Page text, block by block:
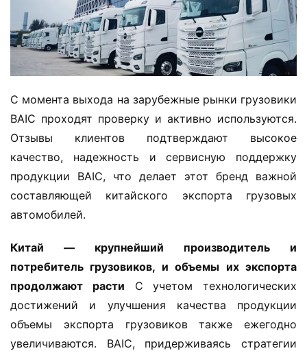
С момента выхода на зарубежные рынки грузовики
BAIC проходят проверку и активно используются.
Отзывы клиентов подтверждают высокое
качество, надежность и сервисную поддержку
продукции BAIC, что делает этот бренд важной
составляющей китайского экспорта грузовых
автомобилей.
Китай — крупнейший производитель и
потребитель грузовиков, и объемы их экспорта
продолжают расти С учетом технологических
достижений и улучшения качества продукции
объемы экспорта грузовиков также ежегодно
увеличиваются. BAIC, придерживаясь стратегии